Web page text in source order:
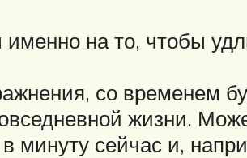
на то, чтобы
со временем
жизни.
минуту сейчас и,